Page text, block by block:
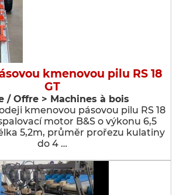
kmenovou pilu RS 18
GT
/ Offre > Machines à bois
kmenovou pásovou pilu RS 18
motor B&S o výkonu 6,5
5,2m, průměr prořezu kulatiny
do 4 …